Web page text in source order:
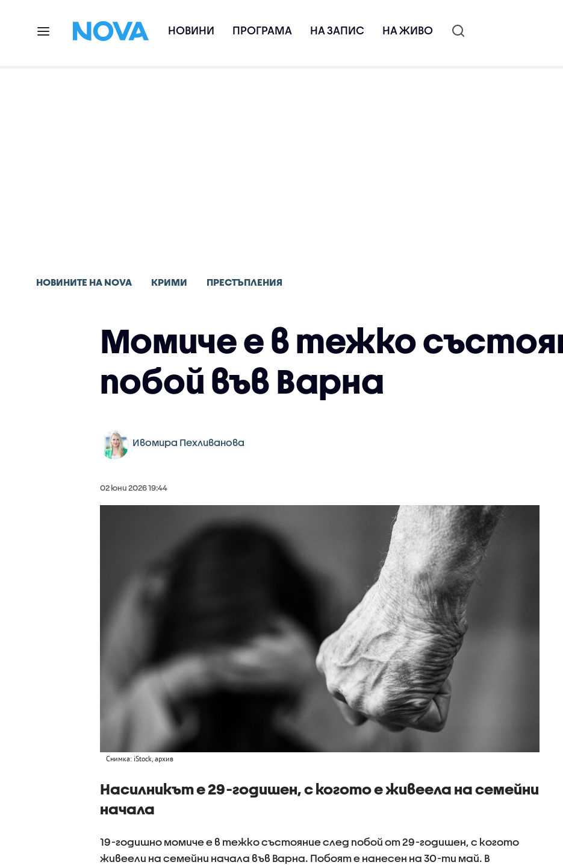
НОВИНИ ПРОГРАМА НА ЗАПИС НА ЖИВО
НОВИНИТЕ НА NOVA КРИМИ ПРЕСТЪПЛЕНИЯ
Момиче е в тежко
побой във Варна
Ивомира Пехливанова
02 юни 2026 19:44
Снимка: iStock, архив
Насилникът е 29-годишен, с когото е живеела на семейни
начала
19-годишно момиче е в тежко състояние след побой от 29-годишен, с когото
живеели на семейни начала във Варна. Побоят е нанесен на 30-ти май. В